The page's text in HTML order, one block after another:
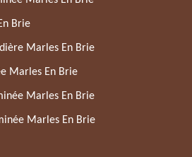
Brie
Marles En Brie
Marles En Brie
Marles En Brie
Marles En Brie